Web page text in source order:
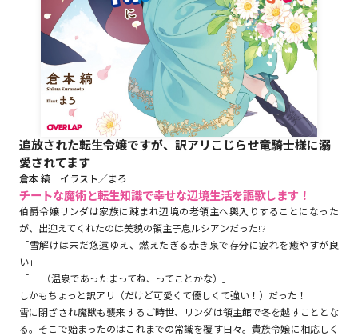
ロサージュノベルス
コミックガルド
リキューレ
コミックパルフェ
追放された転生令嬢ですが、訳アリこじらせ竜騎士様に溺
愛されてます
倉本 縞 イラスト／まろ
チートな魔術と転生知識で幸せな辺境生活を謳歌します！
伯爵令嬢リンダは家族に疎まれ辺境の老領主へ輿入りすることになった
が、出迎えてくれたのは美貌の領主子息ルシアンだった!?
「雪解けは未だ悠遠ゆえ、燃えたぎる赤き泉で存分に疲れを癒やすが良
い」
「……（温泉であったまってね、ってことかな）」
しかもちょっと訳アリ（だけど可愛くて優しくて強い！）だった！
雪に閉ざされ魔獣も襲来するご時世、リンダは領主館で冬を越すこととな
る。そこで始まったのはこれまでの常識を覆す日々。貴族令嬢に相応しく